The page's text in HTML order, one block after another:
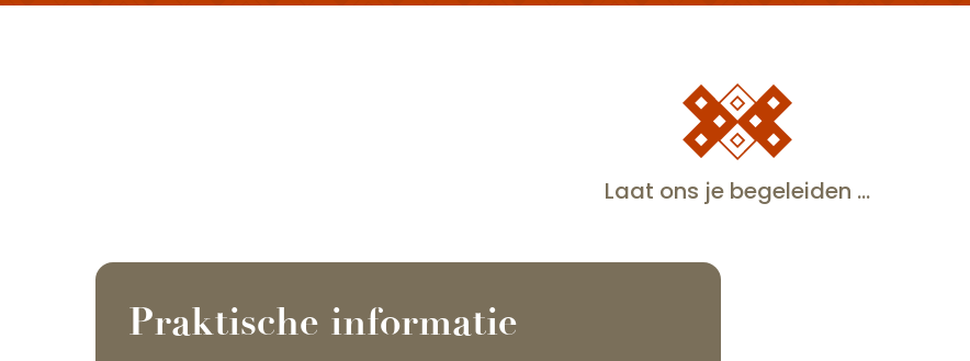
Laat ons je begeleiden ...
Praktische informatie